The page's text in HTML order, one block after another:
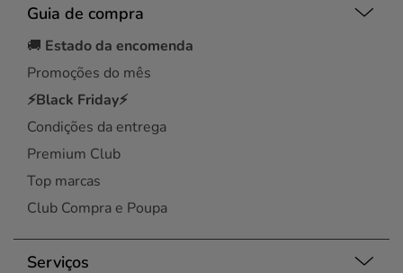
Guia de compra
🚚 Estado da encomenda
Promoções do mês
⚡Black Friday⚡
Condições da entrega
Premium Club
Top marcas
Club Compra e Poupa
Serviços